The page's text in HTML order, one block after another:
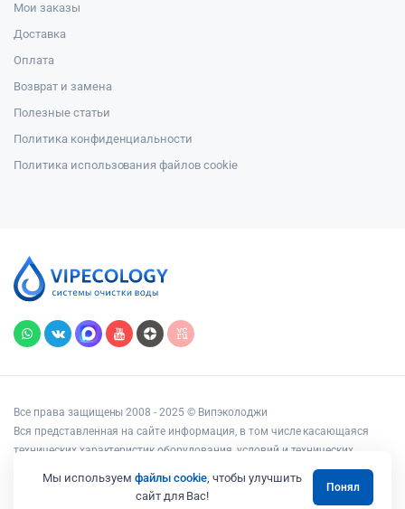
Мои заказы
Доставка
Оплата
Возврат и замена
Полезные статьи
Политика конфиденциальности
Политика использования файлов cookie
Все права защищены 2008 - 2025 © Випэколоджи
Вся представленная на сайте информация, в том числе касающаяся
технических характеристик оборудования, условий и технических
возможностей подключения, наличия на складе, стоимости товаров и
услуг, носит информационный характер и ни при каких условиях не
Мы используем файлы cookie, чтобы улучшить
сайт для Вас!
Понял